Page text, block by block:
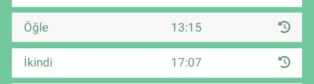
Öğle 13:15
İkindi 17:07